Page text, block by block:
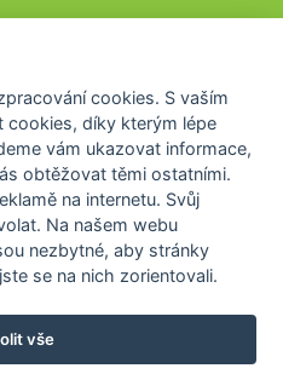
cookies. S vaším
cookies, díky kterým lépe
vám ukazovat informace,
obtěžovat těmi ostatními.
na internetu. Svůj
Na našem webu
nezbytné, aby stránky
se na nich zorientovali.
vše